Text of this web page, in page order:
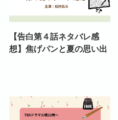
【告白第４話ネタバレ感
想】焦げパンと夏の思い出